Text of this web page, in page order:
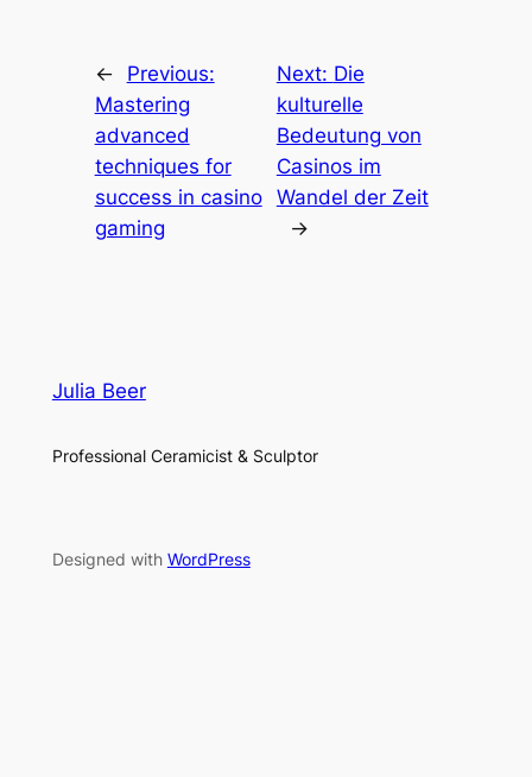
←
Previous:
Mastering
advanced
techniques for
success in casino
gaming
Next: Die
kulturelle
Bedeutung von
Casinos im
Wandel der Zeit
→
Julia Beer
Professional Ceramicist & Sculptor
Designed with WordPress